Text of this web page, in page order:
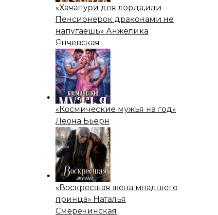
«Хачапури для лорда,или
Пенсионерок драконами не
напугаешь» Анжелика
Янчевская
«Космические мужья на год»
Леона Бьёрн
«Воскресшая жена младшего
принца» Наталья
Смеречинская